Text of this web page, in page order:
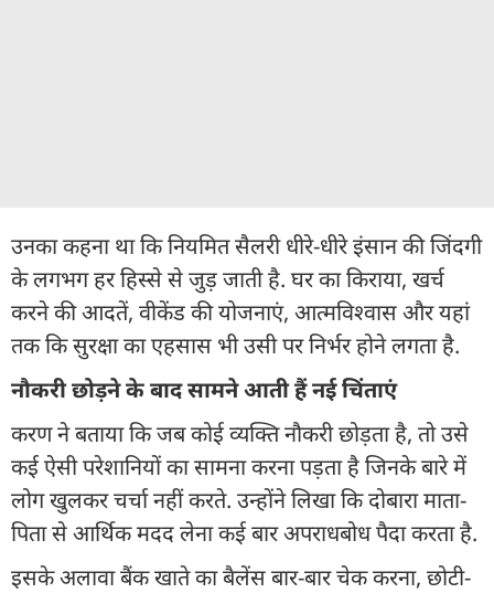
उनका कहना था कि नियमित सैलरी धीरे-धीरे इंसान की जिंदगी
के लगभग हर हिस्से से जुड़ जाती है. घर का किराया, खर्च
करने की आदतें, वीकेंड की योजनाएं, आत्मविश्वास और यहां
तक कि सुरक्षा का एहसास भी उसी पर निर्भर होने लगता है.
नौकरी छोड़ने के बाद सामने आती हैं नई चिंताएं
करण ने बताया कि जब कोई व्यक्ति नौकरी छोड़ता है, तो उसे
कई ऐसी परेशानियों का सामना करना पड़ता है जिनके बारे में
लोग खुलकर चर्चा नहीं करते. उन्होंने लिखा कि दोबारा माता-
पिता से आर्थिक मदद लेना कई बार अपराधबोध पैदा करता है.
इसके अलावा बैंक खाते का बैलेंस बार-बार चेक करना, छोटी-